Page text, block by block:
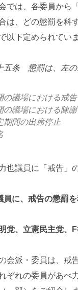
では、各委員から
は、どの懲罰を科
以下定められてい
五条 懲罰は、左の
議場における戒告
議場における陳謝
間の出席停止
也議員に「戒告」
員に、戒告の懲罰
党、立憲民主党、F
会派・委員は、戒
ぞれの委員があべ